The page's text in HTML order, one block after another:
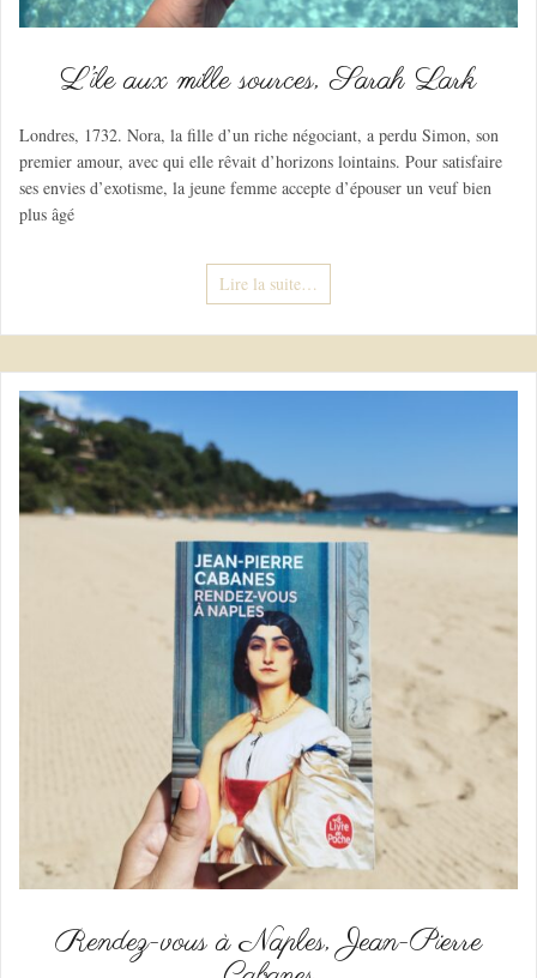
L’île aux mille sources, Sarah Lark
Londres, 1732. Nora, la fille d’un riche négociant, a perdu Simon, son
premier amour, avec qui elle rêvait d’horizons lointains. Pour satisfaire
ses envies d’exotisme, la jeune femme accepte d’épouser un veuf bien
plus âgé
Lire la suite…
Rendez-vous à Naples, Jean-Pierre